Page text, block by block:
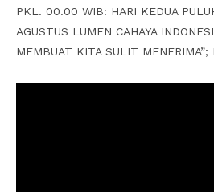
PKL. 00.00 WIB: HARI KEDUA
AGUSTUS LUMEN CAHAYA
MEMBUAT KITA SULIT MENERIMA”;